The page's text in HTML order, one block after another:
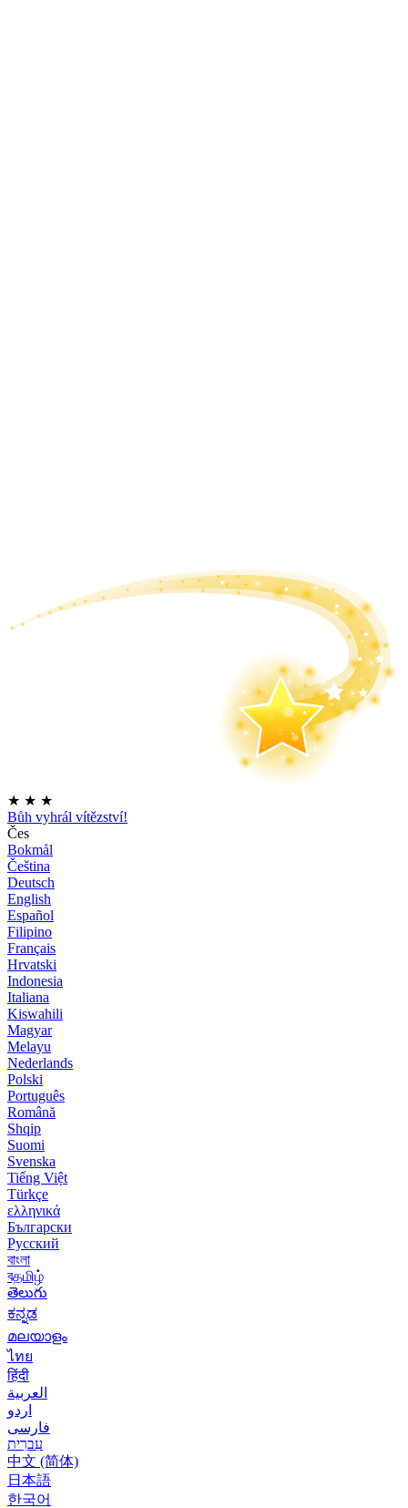
★ ★ ★
Bůh vyhrál vítězství!
Čes
Bokmål
Čeština
Deutsch
English
Español
Filipino
Français
Hrvatski
Indonesia
Italiana
Kiswahili
Magyar
Melayu
Nederlands
Polski
Português
Română
Shqip
Suomi
Svenska
Tiếng Việt
Türkçe
ελληνικά
Български
Русский
বাংলা
বதமிழ்
తెలుగు
ಕನ್ನಡ
മലയാളം
ไทย
हिंदी
العربية
اردو
فارسی
עִברִית
中文 (简体)
日本語
한국어